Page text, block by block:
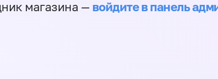
магазина — войдите в панель